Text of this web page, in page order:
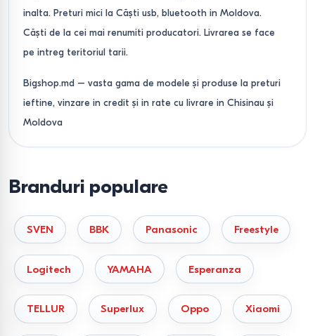
inalta. Preturi mici la Căşti usb, bluetooth in Moldova.
Căşti de la cei mai renumiti producatori. Livrarea se face
pe intreg teritoriul tarii.
Bigshop.md – vasta gama de modele și produse la preturi
ieftine, vinzare in credit și in rate cu livrare in Chisinau și
Moldova
Branduri populare
SVEN BBK Panasonic Freestyle
Logitech YAMAHA Esperanza
TELLUR Superlux Oppo Xiaomi